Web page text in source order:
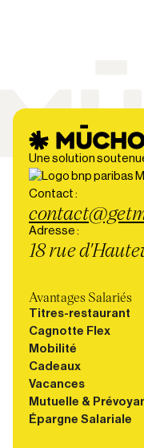
Une solution
Contact :
Adresse :
18 rue
Avantages Salariés
Titres-restaurant
Cagnotte Flex
Mobilité
Cadeaux
Vacances
Mutuelle &
Épargne Salariale